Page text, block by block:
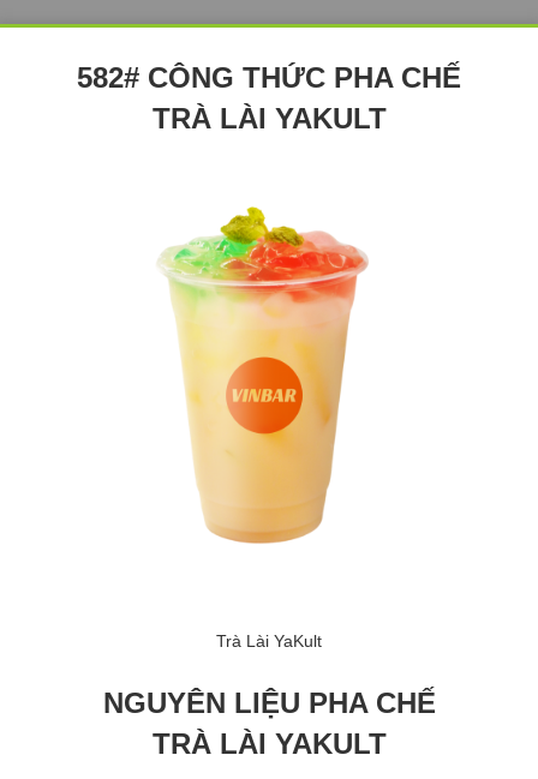
582# CÔNG THỨC PHA CHẾ
TRÀ LÀI YAKULT
Trà Lài YaKult
NGUYÊN LIỆU PHA CHẾ
TRÀ LÀI YAKULT